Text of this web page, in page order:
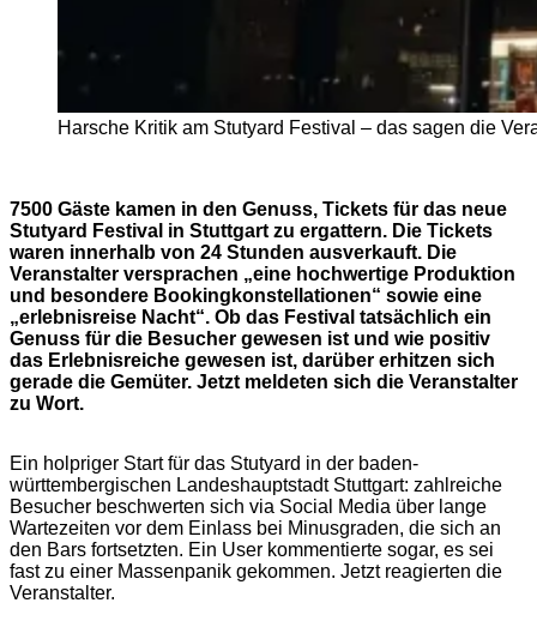
Harsche Kritik am Stutyard Festival – das sagen die
7500 Gäste kamen in den Genuss, Tickets für das neue
Stutyard Festival in Stuttgart zu ergattern. Die Tickets
waren innerhalb von 24 Stunden ausverkauft. Die
Veranstalter versprachen „eine hochwertige Produktion
und besondere Bookingkonstellationen“ sowie eine
„erlebnisreise Nacht“. Ob das Festival tatsächlich ein
Genuss für die Besucher gewesen ist und wie positiv
das Erlebnisreiche gewesen ist, darüber erhitzen sich
gerade die Gemüter. Jetzt meldeten sich die Veranstalter
zu Wort.
Ein holpriger Start für das Stutyard in der baden-
württembergischen Landeshauptstadt Stuttgart: zahlreiche
Besucher beschwerten sich via Social Media über lange
Wartezeiten vor dem Einlass bei Minusgraden, die sich an
den Bars fortsetzten. Ein User kommentierte sogar, es sei
fast zu einer Massenpanik gekommen. Jetzt reagierten die
Veranstalter.